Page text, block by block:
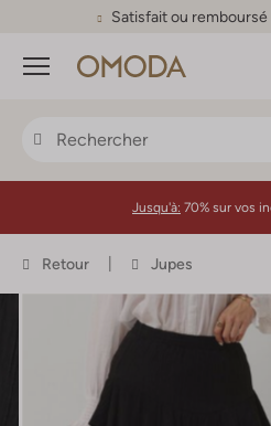
Satisfait ou
Menu
Jusqu'à: 70% sur vos
Retour Jupes